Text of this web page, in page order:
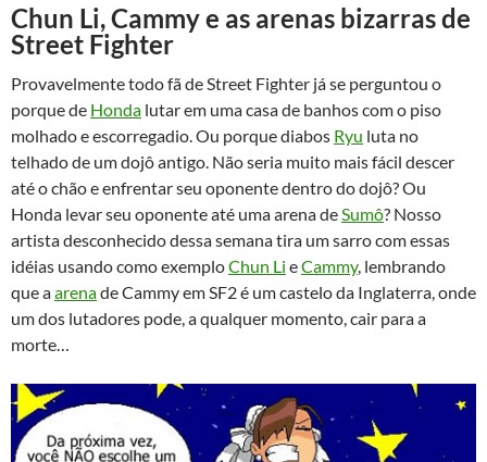
Chun Li, Cammy e as arenas bizarras de
Street Fighter
Provavelmente todo fã de Street Fighter já se perguntou o
porque de Honda lutar em uma casa de banhos com o piso
molhado e escorregadio. Ou porque diabos Ryu luta no
telhado de um dojô antigo. Não seria muito mais fácil descer
até o chão e enfrentar seu oponente dentro do dojô? Ou
Honda levar seu oponente até uma arena deSumô? Nosso
artista desconhecido dessa semana tira um sarro com essas
idéias usando como exemploChun Li eCammy, lembrando
que aarenade Cammy em SF2 é um castelo da Inglaterra, onde
um dos lutadores pode, a qualquer momento, cair para a
morte…